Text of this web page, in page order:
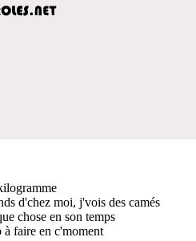
d'chez moi, j'vois des camés
chose en son temps
à faire en c'moment